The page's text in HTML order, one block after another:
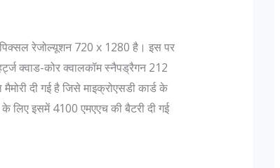
पिक्सल रेजोल्यूशन 720 x 1280 है। इस पर
क्वाड-कोर क्वालकॉम स्नैपड्रैगन 212
दी गई है जिसे माइक्रोएसडी कार्ड के
लिए इसमें 4100 एमएएच की बैटरी दी गई
की बात
1857 की क्रांति के मुख्य क्रांतिकारी